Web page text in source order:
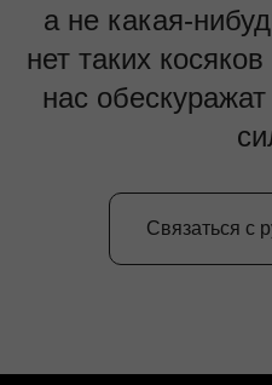
а не какая-
нет таких
нас
Связаться с